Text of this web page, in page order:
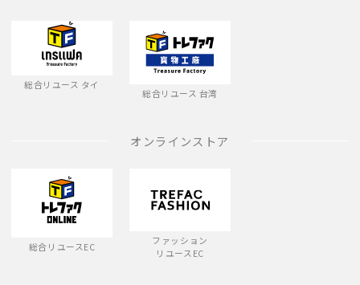
総合リユース タイ
総合リユース 台湾
オンラインストア
総合リユースEC
ファッション
リユースEC